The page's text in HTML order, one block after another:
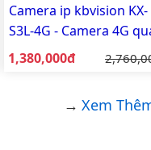
Camera ip kbvision KX-
S3L-4G - Camera 4G
quét ngoài trời
Giá bán:
1,380,000đ Giá gốc:
Xem